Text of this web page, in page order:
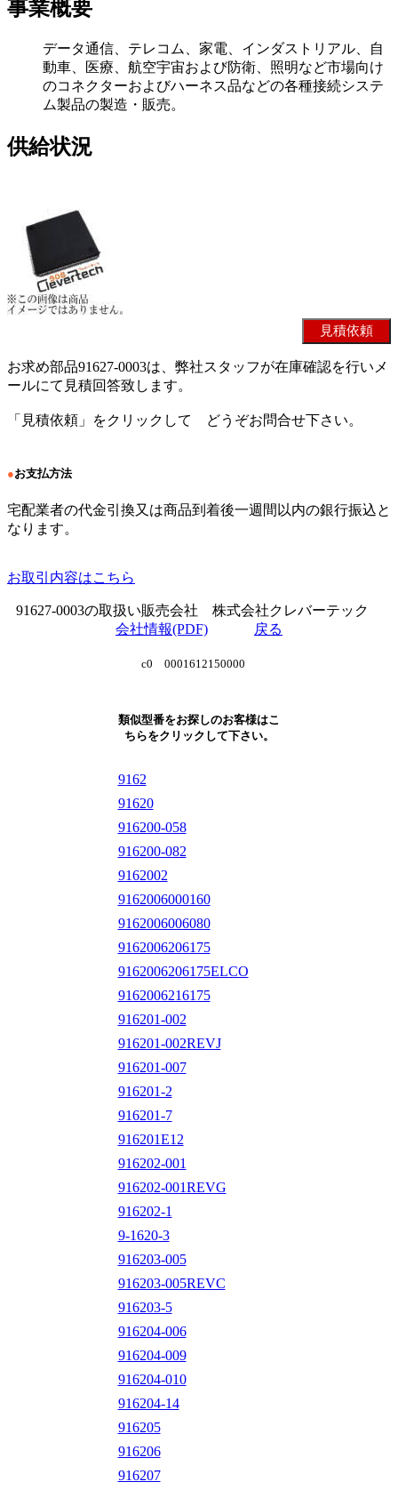
事業概要
データ通信、テレコム、家電、インダストリアル、自
動車、医療、航空宇宙および防衛、照明など市場向け
のコネクターおよびハーネス品などの各種接続システ
ム製品の製造・販売。
供給状況
お求め部品91627-0003は、弊社スタッフが在庫確認を行いメ
ールにて見積回答致します。
「見積依頼」をクリックして どうぞお問合せ下さい。
●お支払方法
宅配業者の代金引換又は商品到着後一週間以内の銀行振込と
なります。
お取引内容はこちら
91627-0003の取扱い販売会社 株式会社クレバーテック
会社情報(PDF)
戻る
c0 0001612150000
類似型番をお探しのお客様はこ
ちらをクリックして下さい。
9162
91620
916200-058
916200-082
9162002
9162006000160
9162006006080
9162006206175
9162006206175ELCO
9162006216175
916201-002
916201-002REVJ
916201-007
916201-2
916201-7
916201E12
916202-001
916202-001REVG
916202-1
9-1620-3
916203-005
916203-005REVC
916203-5
916204-006
916204-009
916204-010
916204-14
916205
916206
916207